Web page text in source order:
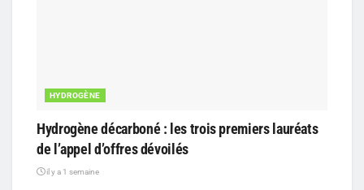
HYDROGÈNE
Hydrogène décarboné : les trois premiers lauréats
de l’appel d’offres dévoilés
il y a 1 semaine